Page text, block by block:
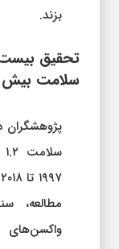
بزند.
تحقیق بیست‌
سلامت بیش
پژوهشگران
مطالعه،